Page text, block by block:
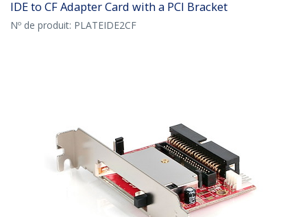
IDE to CF Adapter Card with a PCI Bracket
Nº de produit: PLATEIDE2CF